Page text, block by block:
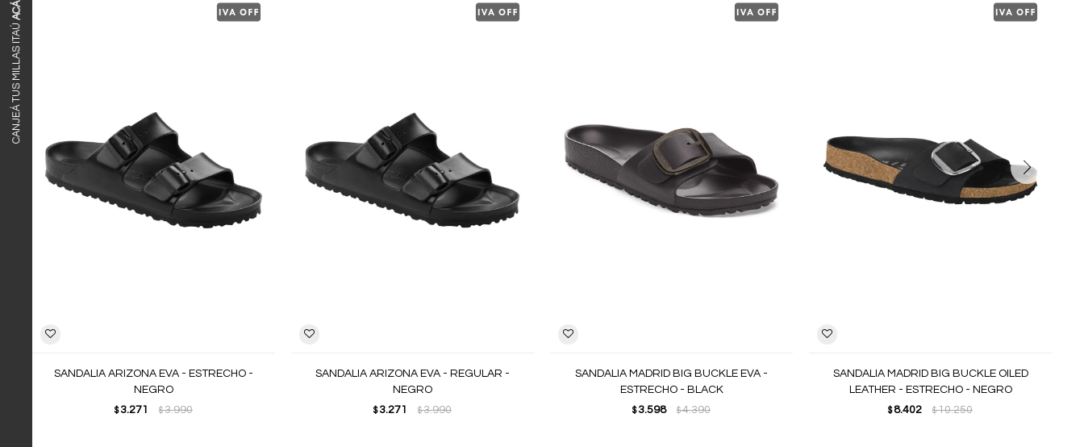
CANJEÁ TUS MILLAS ITAÚ
ACÁ
SANDALIA ARIZONA EVA - ESTRECHO -
NEGRO
$3.271 $3.990
SANDALIA ARIZONA EVA - REGULAR -
NEGRO
$3.271 $3.990
SANDALIA MADRID BIG BUCKLE EVA -
ESTRECHO - BLACK
$3.598 $4.390
SANDALIA MADRID BIG BUCKLE OILED
LEATHER - ESTRECHO - NEGRO
$ 8.402 $10.250